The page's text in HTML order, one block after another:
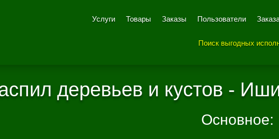
Услуги Товары Заказы Пользователи
Поиск выгодных
деревьев и кустов -
Основное: